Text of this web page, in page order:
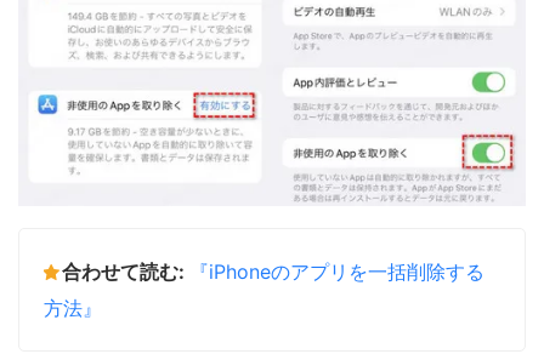
合わせて読む:
『iPhoneのアプリを一括削除する
方法』